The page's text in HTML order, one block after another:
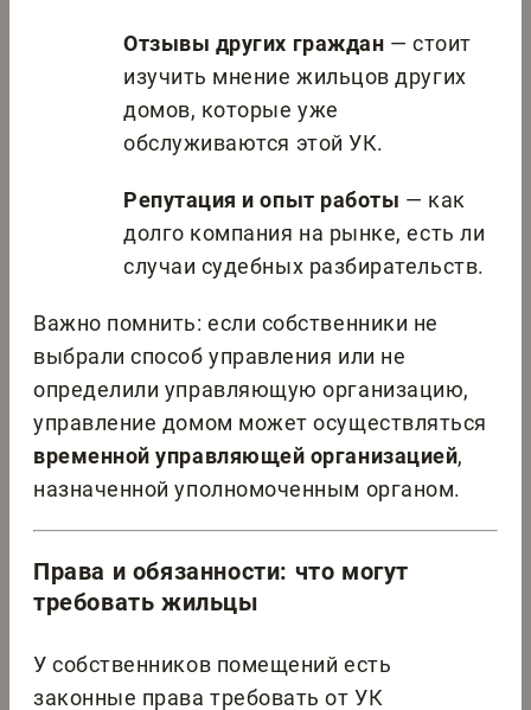
Отзывы других граждан — стоит
изучить мнение жильцов других
домов, которые уже
обслуживаются этой УК.
Репутация и опыт работы — как
долго компания на рынке, есть ли
случаи судебных разбирательств.
Важно помнить: если собственники не
выбрали способ управления или не
определили управляющую организацию,
управление домом может осуществляться
временной управляющей организацией,
назначенной уполномоченным органом.
Права и обязанности: что могут
требовать жильцы
У собственников помещений есть
законные права требовать от УК